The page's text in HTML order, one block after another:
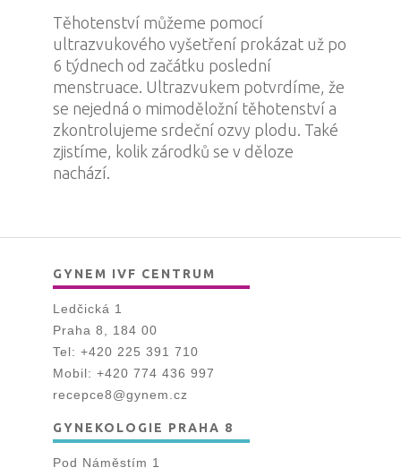
Těhotenství můžeme pomocí
ultrazvukového vyšetření prokázat už po
6 týdnech od začátku poslední
menstruace. Ultrazvukem potvrdíme, že
se nejedná o mimoděložní těhotenství a
zkontrolujeme srdeční ozvy plodu. Také
zjistíme, kolik zárodků se v děloze
nachází.
GYNEM IVF CENTRUM
Ledčická 1
Praha 8, 184 00
Tel: +420 225 391 710
Mobil: +420 774 436 997
recepce8@gynem.cz
GYNEKOLOGIE PRAHA 8
Pod Náměstím 1